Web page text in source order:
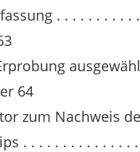
. . . . . . . . . .
64
zum Nachweis
. . . . . . . . . . . . . .